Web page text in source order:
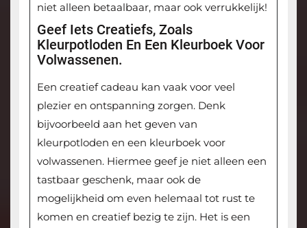
niet alleen betaalbaar, maar ook verrukkelijk!
Geef Iets Creatiefs, Zoals
Kleurpotloden En Een Kleurboek Voor
Volwassenen.
Een creatief cadeau kan vaak voor veel
plezier en ontspanning zorgen. Denk
bijvoorbeeld aan het geven van
kleurpotloden en een kleurboek voor
volwassenen. Hiermee geef je niet alleen een
tastbaar geschenk, maar ook de
mogelijkheid om even helemaal tot rust te
komen en creatief bezig te zijn. Het is een